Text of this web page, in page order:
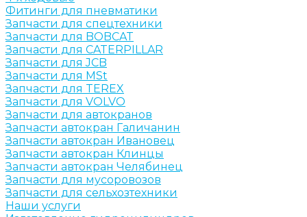
Фитинги для пневматики
Запчасти для спецтехники
Запчасти для BOBCAT
Запчасти для CATERPILLAR
Запчасти для JCB
Запчасти для MSt
Запчасти для TEREX
Запчасти для VOLVO
Запчасти для автокранов
Запчасти автокран Галичанин
Запчасти автокран Ивановец
Запчасти автокран Клинцы
Запчасти автокран Челябинец
Запчасти для мусоровозов
Запчасти для сельхозтехники
Наши услуги